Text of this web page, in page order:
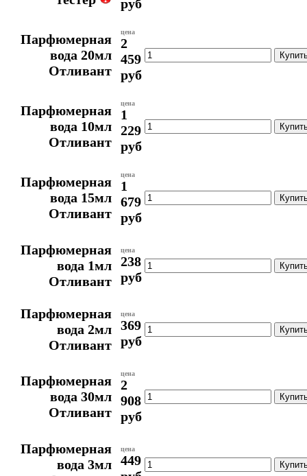
руб
Парфюмерная
вода 20мл
Отливант
цена
2
459
руб
Парфюмерная
вода 10мл
Отливант
цена
1
229
руб
Парфюмерная
вода 15мл
Отливант
цена
1
679
руб
Парфюмерная
вода 1мл
Отливант
цена
238
руб
Парфюмерная
вода 2мл
Отливант
цена
369
руб
Парфюмерная
вода 30мл
Отливант
цена
2
908
руб
Парфюмерная
вода 3мл
цена
449